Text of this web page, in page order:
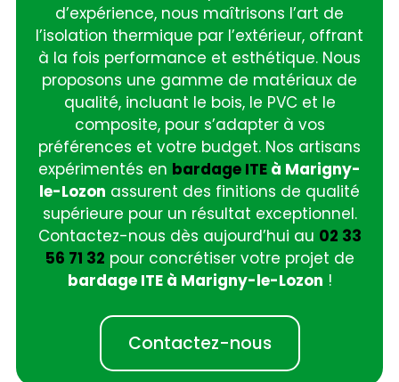
d’expérience, nous maîtrisons l’art de
l’isolation thermique par l’extérieur, offrant
à la fois performance et esthétique. Nous
proposons une gamme de matériaux de
qualité, incluant le bois, le PVC et le
composite, pour s’adapter à vos
préférences et votre budget. Nos artisans
expérimentés en bardage ITE à Marigny-
le-Lozon assurent des finitions de qualité
supérieure pour un résultat exceptionnel.
Contactez-nous dès aujourd’hui au 02 33
56 71 32 pour concrétiser votre projet de
bardage ITE à Marigny-le-Lozon !
Contactez-nous